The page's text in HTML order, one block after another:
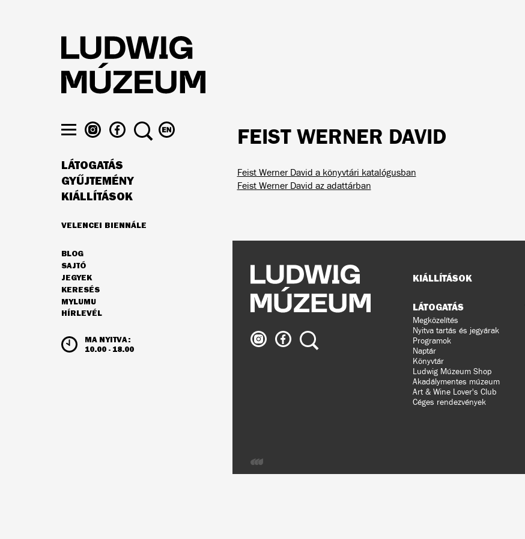
láthatósága
LUDWIG
MÚZEUM
INSTAGRAMON
LUDWIG
MÚZEUM
FACEBOOK-
ON
KERESÉSVÁLTÁS
ENGLISH
FŐ
NAVIGÁCIÓ
LÁTOGATÁS
GYŰJTEMÉNY
KIÁLLÍTÁSOK
VELENCEI BIENNÁLE
MÁSODLAGOS
NAVIGÁCIÓ
BLOG
SAJTÓ
JEGYEK
KERESÉS
MYLUMU
HÍRLEVÉL
MA NYITVA:
10.00 - 18.00
NYITVATARTÁS ÉS JEGYÁRAK
FEIST WERNER DAVID
Feist Werner David a könyvtári katalógusban
Feist Werner David az adattárban
Ludwig
Múzeum
Ludwig
Múzeum
Keresés
Oldaltérkép
KIÁLLÍTÁSOK
LÁTOGATÁS
Megközelítés
Nyitva tartás és jegyárak
Programok
Naptár
Könyvtár
Ludwig Múzeum Shop
Akadálymentes múzeum
Art & Wine Lover's Club
Céges rendezvények
Weboldalunkat
az